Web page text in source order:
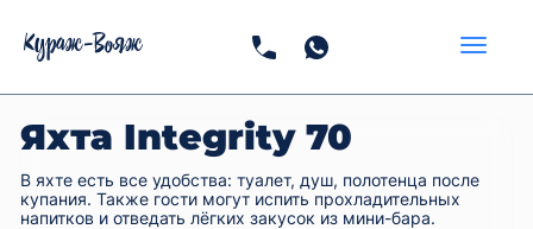
Яхта Integrity 70
В яхте есть все удобства: туалет, душ, полотенца после
купания. Также гости могут испить прохладительных
напитков и отведать лёгких закусок из мини-бара.